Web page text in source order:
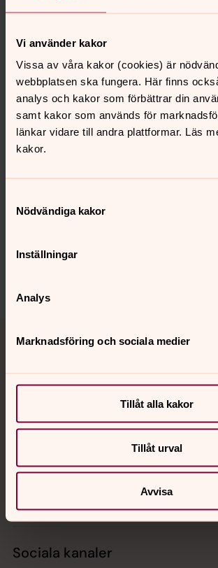
Vi använder kakor
Vissa av våra kakor (cookies) är
webbplatsen ska fungera. Här finns
analys och kakor som förbättrar din
samt kakor som används för
länkar vidare till andra plattformar. Läs
kakor.
Nödvändiga kakor
Inställningar
Analys
Marknadsföring och sociala medier
Tillåt alla kakor
Tillåt urval
Avvisa
Vi erbjuder dig möjligheten att hyra
församlingshem för samkväm i
vigsel, begravning eller för andra
våra församlingar. Är du intresserad av
kontakta oss gärna för mer information.
Senast ändrad 12 april 2023
innehåll?
Dela
Sociala kanaler